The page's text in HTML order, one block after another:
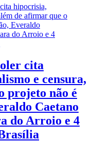
cita
e censura,
projeto não é
Caetano
do Arroio e 4